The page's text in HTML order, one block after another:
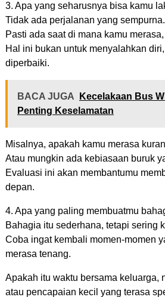
3. Apa yang seharusnya bisa kamu
Tidak ada perjalanan yang sempurna.
Pasti ada saat di mana kamu
Hal ini bukan untuk menyalahkan
diperbaiki.
BACA JUGA
Kecelakaan Bus
Penting Keselamatan
Misalnya, apakah kamu merasa
Atau mungkin ada kebiasaan buruk
Evaluasi ini akan membantumu
depan.
4. Apa yang paling membuatmu
Bahagia itu sederhana, tetapi sering
Coba ingat kembali momen-momen
merasa tenang.
Apakah itu waktu bersama keluarga,
atau pencapaian kecil yang terasa